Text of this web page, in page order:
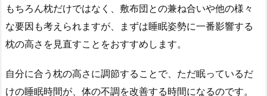
もちろん枕だけではなく、敷布団との兼ね合いや他の様々
な要因も考えられますが、まずは睡眠姿勢に一番影響する
枕の高さを見直すことをおすすめします。
自分に合う枕の高さに調節することで、ただ眠っているだ
けの睡眠時間が、体の不調を改善する時間になるのです。